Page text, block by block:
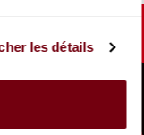
les détails
from the